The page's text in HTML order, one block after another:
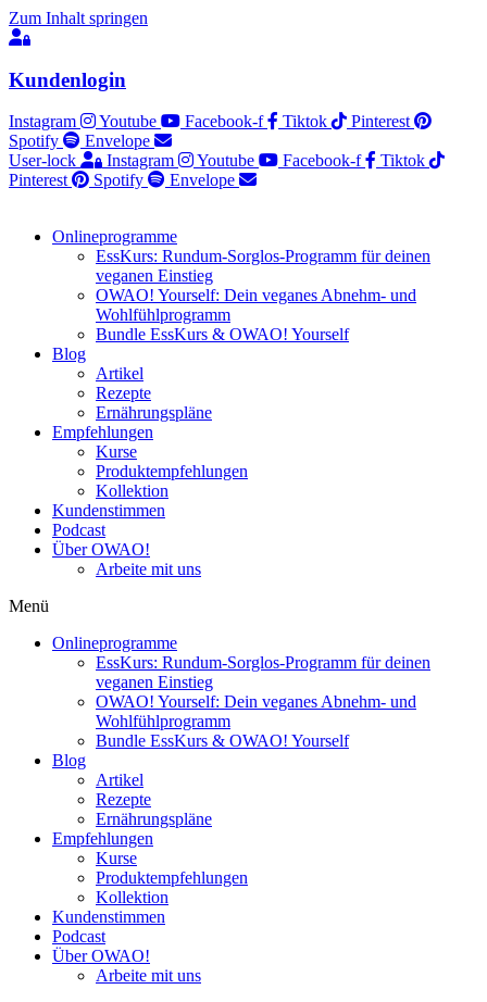
Zum Inhalt springen
Kundenlogin
Instagram Youtube Facebook-f Tiktok
Pinterest
Spotify
Envelope
User-lock
Instagram Youtube Facebook-f
Tiktok
Pinterest
Spotify Envelope
Onlineprogramme
EssKurs: Rundum-Sorglos-Programm für deinen
veganen Einstieg
OWAO! Yourself: Dein veganes Abnehm- und
Wohlfühlprogramm
Bundle EssKurs & OWAO! Yourself
Blog
Artikel
Rezepte
Ernährungspläne
Empfehlungen
Kurse
Produktempfehlungen
Kollektion
Kundenstimmen
Podcast
Über OWAO!
Arbeite mit uns
Menü
Onlineprogramme
EssKurs: Rundum-Sorglos-Programm für deinen
veganen Einstieg
OWAO! Yourself: Dein veganes Abnehm- und
Wohlfühlprogramm
Bundle EssKurs & OWAO! Yourself
Blog
Artikel
Rezepte
Ernährungspläne
Empfehlungen
Kurse
Produktempfehlungen
Kollektion
Kundenstimmen
Podcast
Über OWAO!
Arbeite mit uns